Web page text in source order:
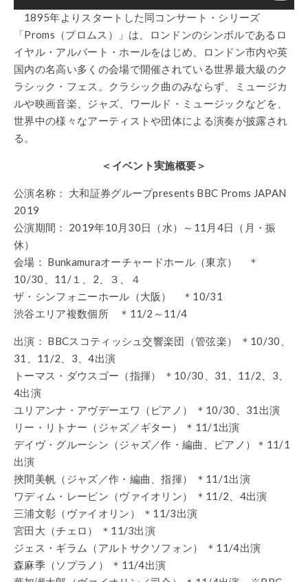
1895年よりスタートした同コンサート・シリーズ
「Proms（プロムス）」は、ロンドンのシンボルであるロ
イヤル・アルバート・ホールをはじめ、ロンドン市内や英
国内の名高い多くの会場で開催されている世界最大級のク
ラシック・フェス。クラシック曲のみならず、ミュージカ
ルや映画音楽、ジャズ、ワールド・ミュージックなどを、
世界中の様々なアーティストや団体による演奏が披露され
る。
＜イベント実施概要＞
公演名称： 大和証券グループpresents BBC Proms JAPAN
2019
公演期間： 2019年10月30日（水）～11月4日（月・振
休）
会場： Bunkamuraオーチャードホール（東京） ＊
10/30、11/１、2、３、４
ザ・シンフォニーホール（大阪） ＊10/31
渋谷エリア複数個所 ＊11/2～11/4
出演： BBCスコティッシュ交響楽団（管弦楽） ＊10/30、
31、11/2、3、4出演
トーマス・ダウスゴー（指揮） ＊10/30、31、11/2、3、
4出演
ユリアンナ・アヴデーエワ（ピアノ） ＊10/30、31出演
リー・リトナー（ジャズ／ギター） ＊11/1出演
デイヴ・グルーシン（ジャズ／作・編曲、ピアノ）＊11/1
出演
挾間美帆（ジャズ／作・編曲、指揮） ＊11/1出演
ワディム・レーピン（ヴァイオリン） ＊11/2、4出演
三浦文彰（ヴァイオリン） ＊11/3出演
宮田大（チェロ） ＊11/3出演
ジェス・ギラム（アルトサクソフォン） ＊11/4出演
森麻季（ソプラノ） ＊11/4出演